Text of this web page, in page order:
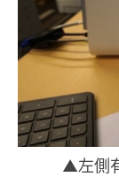
▲左側